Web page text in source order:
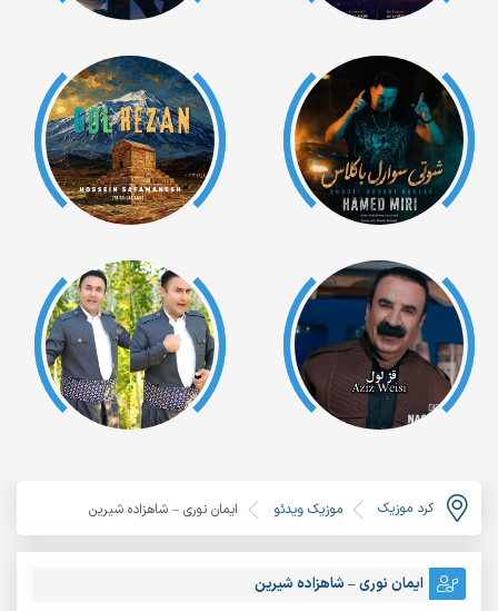
کرد موزیک موزیک ویدئو ایمان نوری – شاهزاده شیرین
ایمان نوری – شاهزاده شیرین